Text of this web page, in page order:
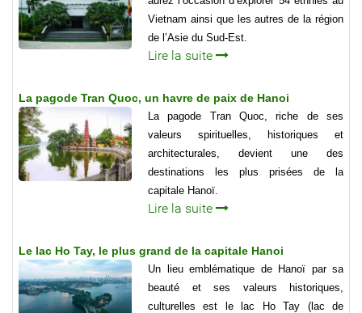
Vietnam ainsi que les autres de la région
de l’Asie du Sud-Est.
Lire la suite
La pagode Tran Quoc, un havre de paix de Hanoi
La pagode Tran Quoc, riche de ses
valeurs spirituelles, historiques et
architecturales, devient une des
destinations les plus prisées de la
capitale Hanoï.
Lire la suite
Le lac Ho Tay, le plus grand de la capitale Hanoi
Un lieu emblématique de Hanoï par sa
beauté et ses valeurs historiques,
culturelles est le lac Ho Tay (lac de